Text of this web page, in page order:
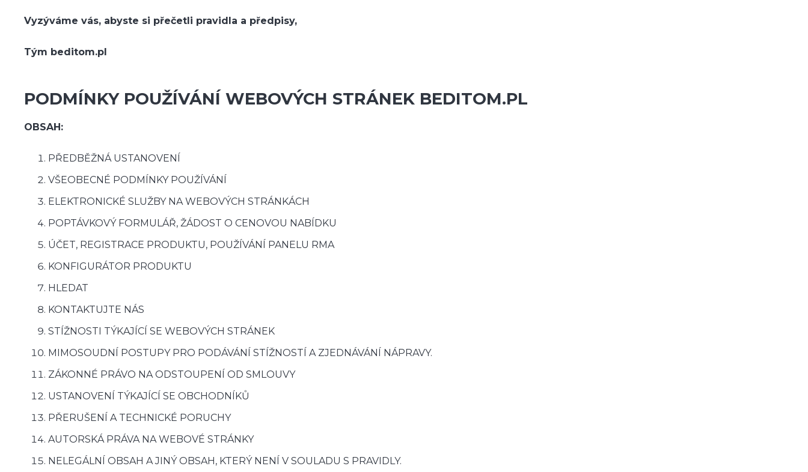
Vyzýváme vás, abyste si přečetli pravidla a předpisy,
Tým beditom.pl
PODMÍNKY POUŽÍVÁNÍ WEBOVÝCH STRÁNEK BEDITOM.PL
OBSAH:
PŘEDBĚŽNÁ USTANOVENÍ
VŠEOBECNÉ PODMÍNKY POUŽÍVÁNÍ
ELEKTRONICKÉ SLUŽBY NA WEBOVÝCH STRÁNKÁCH
POPTÁVKOVÝ FORMULÁŘ, ŽÁDOST O CENOVOU NABÍDKU
ÚČET, REGISTRACE PRODUKTU, POUŽÍVÁNÍ PANELU RMA
KONFIGURÁTOR PRODUKTU
HLEDAT
KONTAKTUJTE NÁS
STÍŽNOSTI TÝKAJÍCÍ SE WEBOVÝCH STRÁNEK
MIMOSOUDNÍ POSTUPY PRO PODÁVÁNÍ STÍŽNOSTÍ A ZJEDNÁVÁNÍ NÁPRAVY.
ZÁKONNÉ PRÁVO NA ODSTOUPENÍ OD SMLOUVY
USTANOVENÍ TÝKAJÍCÍ SE OBCHODNÍKŮ
PŘERUŠENÍ A TECHNICKÉ PORUCHY
AUTORSKÁ PRÁVA NA WEBOVÉ STRÁNKY
NELEGÁLNÍ OBSAH A JINÝ OBSAH, KTERÝ NENÍ V SOULADU S PRAVIDLY.